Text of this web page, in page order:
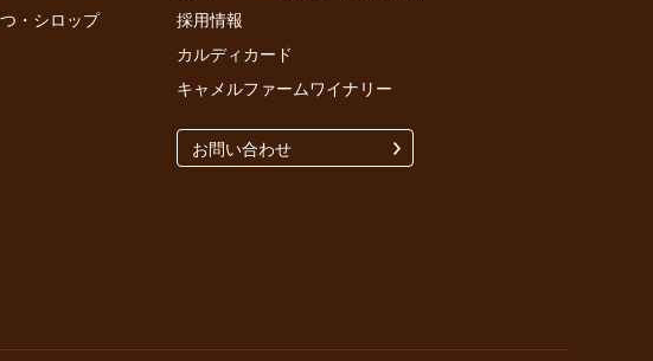
・シロップ
採用情報
カルディカード
キャメルファームワイナリー
お問い合わせ